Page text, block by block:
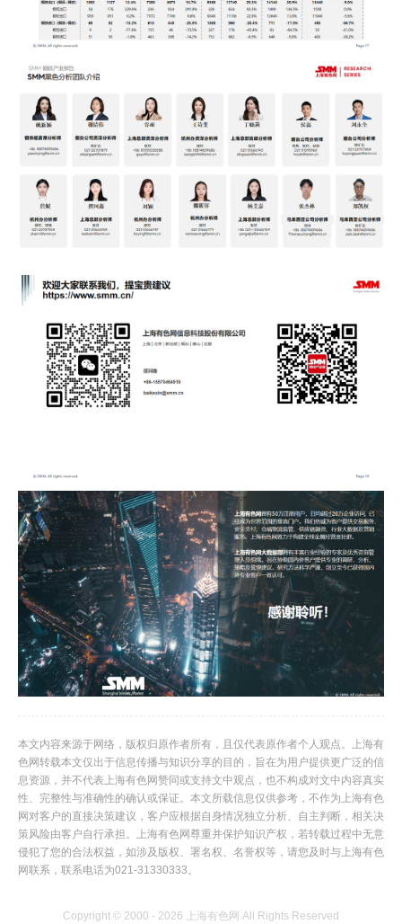
本文内容来源于网络，版权归原作者所有，且仅代表原作者个人观点。上海有
色网转载本文仅出于信息传播与知识分享的目的，旨在为用户提供更广泛的信
息资源，并不代表上海有色网赞同或支持文中观点，也不构成对文中内容真实
性、完整性与准确性的确认或保证。本文所载信息仅供参考，不作为上海有色
网对客户的直接决策建议，客户应根据自身情况独立分析、自主判断，相关决
策风险由客户自行承担。上海有色网尊重并保护知识产权，若转载过程中无意
侵犯了您的合法权益，如涉及版权、署名权、名誉权等，请您及时与上海有色
网联系，联系电话为021-31330333。
Copyright © 2000 - 2026 上海有色网 All Rights Reserved